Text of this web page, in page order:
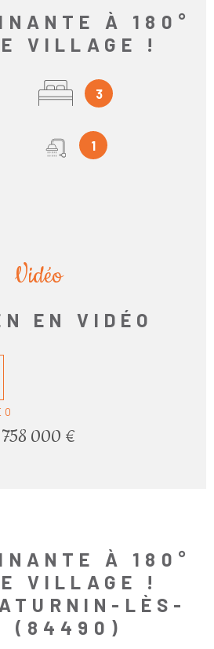
À 180°
VILLAGE !
3
1
Vidéo
EN VIDÉO
758 000 €
À 180°
VILLAGE !
LÈS-
(84490)